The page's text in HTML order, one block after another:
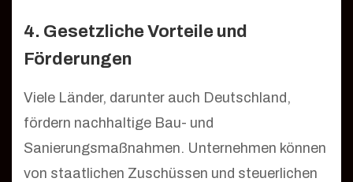
4. Gesetzliche Vorteile und
Förderungen
Viele Länder, darunter auch Deutschland,
fördern nachhaltige Bau- und
Sanierungsmaßnahmen. Unternehmen können
von staatlichen Zuschüssen und steuerlichen